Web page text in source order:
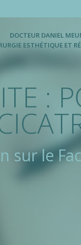
DOCTEUR DANIEL
ESTHÉTIQUE ET
:
sur le